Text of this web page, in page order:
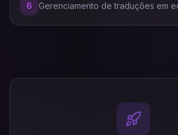
6 Gerenciamento de traduções em